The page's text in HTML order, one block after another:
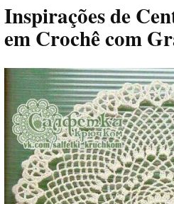
Inspirações de
em Crochê com